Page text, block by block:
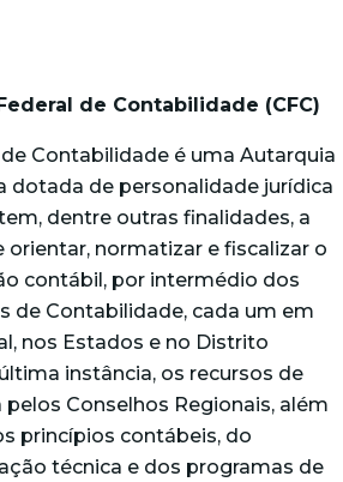
de Contabilidade (CFC)
Contabilidade é uma Autarquia
dotada de personalidade jurídica
dentre outras finalidades, a
orientar, normatizar e fiscalizar o
contábil, por intermédio dos
de Contabilidade, cada um em
nos Estados e no Distrito
instância, os recursos de
Conselhos Regionais, além
princípios contábeis, do
técnica e dos programas de